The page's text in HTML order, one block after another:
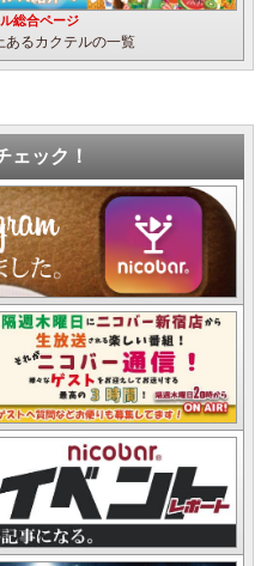
総合ページ
あるカクテルの一覧
ェック！